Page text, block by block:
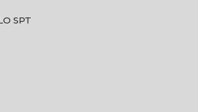
SPT